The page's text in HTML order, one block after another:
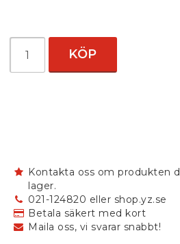
KÖP
Kontakta oss om produkten
lager.
021-124820 eller shop.yz.se
Betala säkert med kort
Maila oss, vi svarar snabbt!